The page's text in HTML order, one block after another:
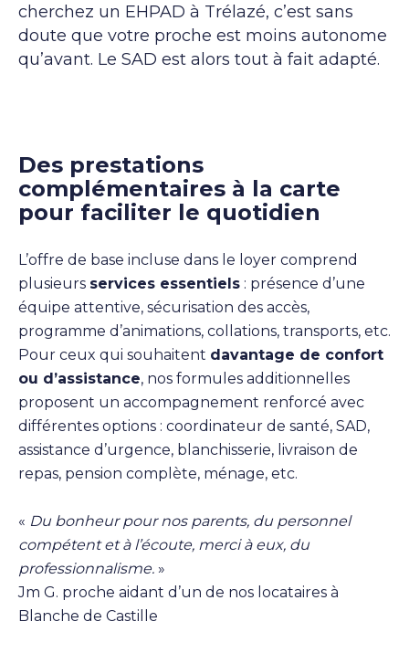
cherchez un EHPAD à Trélazé, c’est sans
doute que votre proche est moins autonome
qu’avant. Le SAD est alors tout à fait adapté.
Des prestations
complémentaires à la carte
pour faciliter le quotidien
L’offre de base incluse dans le loyer comprend
plusieurs services essentiels : présence d’une
équipe attentive, sécurisation des accès,
programme d’animations, collations, transports, etc.
Pour ceux qui souhaitent davantage de confort
ou d’assistance, nos formules additionnelles
proposent un accompagnement renforcé avec
différentes options : coordinateur de santé, SAD,
assistance d’urgence, blanchisserie, livraison de
repas, pension complète, ménage, etc.
« Du bonheur pour nos parents, du personnel
compétent et à l’écoute, merci à eux, du
professionnalisme. »
Jm G. proche aidant d’un de nos locataires à
Blanche de Castille